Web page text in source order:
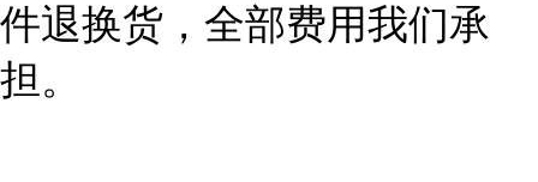
件退换货，全部费用我们承
担。